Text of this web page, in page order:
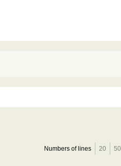
Numbers of lines 20 50